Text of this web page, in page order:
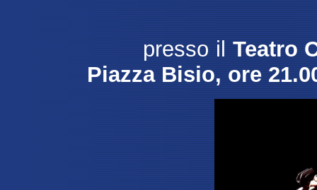
presso il Teatro
Piazza Bisio, ore